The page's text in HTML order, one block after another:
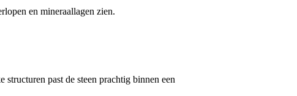
en mineraallagen zien.
past de steen prachtig binnen een